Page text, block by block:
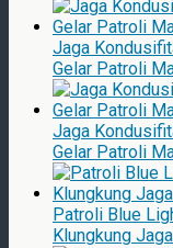
Jaga
Gelar Patroli
Jaga
Gelar Patroli
Patroli Blue
Klungkung